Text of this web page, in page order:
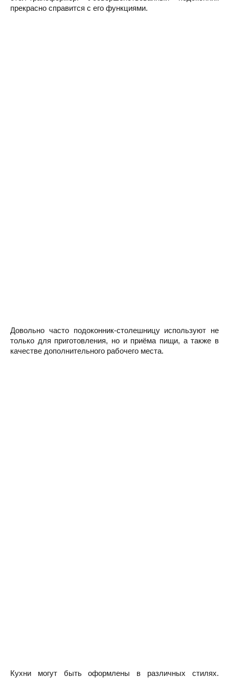
прекрасно справится с его функциями.
Довольно часто подоконник-столешницу используют не
только для приготовления, но и приёма пищи, а также в
качестве дополнительного рабочего места.
Кухни могут быть оформлены в различных стилях.